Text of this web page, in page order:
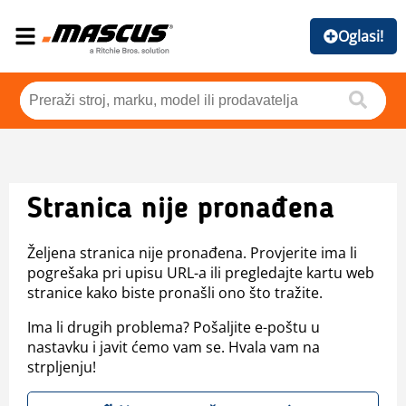
Oglasi!
Stranica nije pronađena
Željena stranica nije pronađena. Provjerite ima li
pogrešaka pri upisu URL-a ili pregledajte kartu web
stranice kako biste pronašli ono što tražite.
Ima li drugih problema? Pošaljite e-poštu u
nastavku i javit ćemo vam se. Hvala vam na
strpljenju!